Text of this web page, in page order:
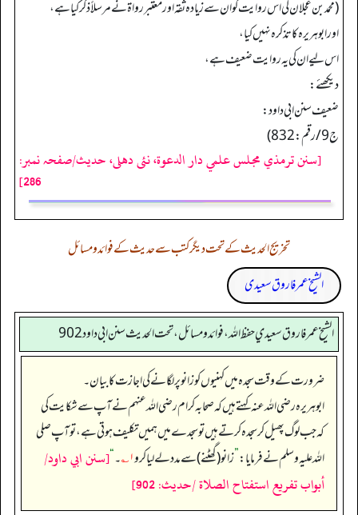
(محمد بن عجلان کی اس روایت کو ان سے زیادہ ثقہ اور معتبر رواۃ نے مرسلاً ذکر کیا ہے،
اور ابو ہریرہ کا تذکرہ نہیں کیا،
اس لیے ان کی یہ روایت ضعیف ہے،
دیکھئے:
ضعیف سنن ابی داود:
ج9/رقم: 832)
[سنن ترمذي مجلس علمي دار الدعوة، نئى دهلى، حدیث/صفحہ نمبر:
286]
تخریج الحدیث کے تحت دیگر کتب سے حدیث کے فوائد و مسائل
الشیخ عمر فاروق سعیدی
الشيخ عمر فاروق سعيدي حفظ الله، فوائد و مسائل، تحت الحديث سنن ابي داود 902
ضرورت کے وقت سجدہ میں کہنیوں کو زانو پر لگانے کی اجازت کا بیان۔
ابوہریرہ رضی اللہ عنہ کہتے ہیں کہ صحابہ کرام رضی اللہ عنہم نے آپ سے شکایت کی
کہ جب لوگ پھیل کر سجدہ کرتے ہیں تو سجدے میں ہمیں تکلیف ہوتی ہے، تو آپ صلی
اللہ علیہ وسلم نے فرمایا:”زانو (گھٹنے) سے مدد لے لیا کرو۱؎ ۔‏‏‏‏“[سنن ابي داود/
أبواب تفريع استفتاح الصلاة /حدیث: 902]